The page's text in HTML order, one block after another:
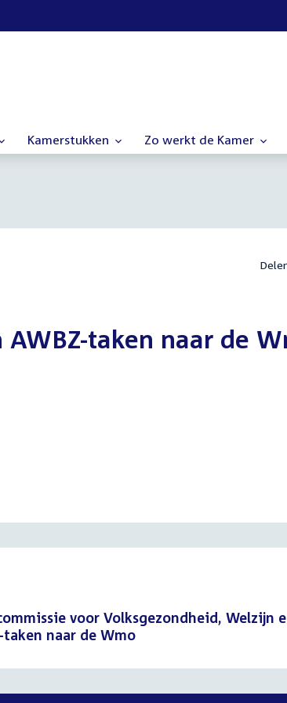
Kamerstukken Zo werkt de Kamer
taken naar de
voor Volksgezondheid, Welzijn
naar de Wmo